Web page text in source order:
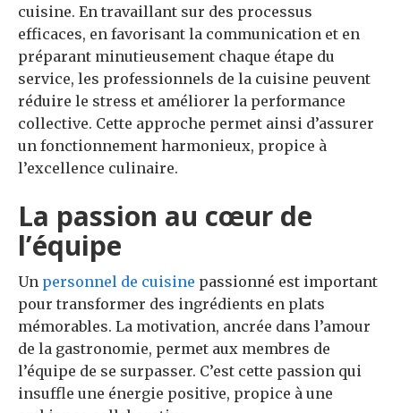
cuisine. En travaillant sur des processus
efficaces, en favorisant la communication et en
préparant minutieusement chaque étape du
service, les professionnels de la cuisine peuvent
réduire le stress et améliorer la performance
collective. Cette approche permet ainsi d’assurer
un fonctionnement harmonieux, propice à
l’excellence culinaire.
La passion au cœur de
l’équipe
Un personnel de cuisine passionné est important
pour transformer des ingrédients en plats
mémorables. La motivation, ancrée dans l’amour
de la gastronomie, permet aux membres de
l’équipe de se surpasser. C’est cette passion qui
insuffle une énergie positive, propice à une